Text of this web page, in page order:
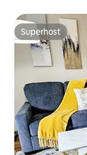
Superhost
Superhost